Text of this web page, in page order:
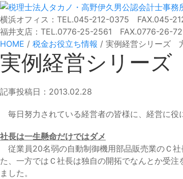
横浜オフィス：TEL.045-212-0375 FAX.045-
福井支店：TEL.0776-25-2561 FAX.0776-26-
HOME / 税金お役立ち情報 / 実例経営シリーズ
実例経営シリー
記事投稿日：2013.02.28
毎日努力されている経営者の皆様に、経営に役
社長は一生懸命だけではダメ
従業員20名弱の自動制御機用部品販売業のＣ
た、一方ではＣ社長は独自の開拓でなんとか受
ました。